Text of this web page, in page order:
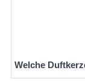
Welche